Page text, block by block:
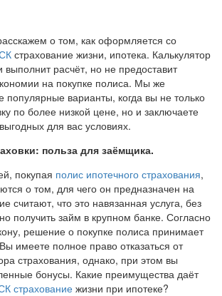
о том, как оформляется со
страхование жизни, ипотека. Калькулятор
выполнит расчёт, но не предоставит
на покупке полиса. Мы же
варианты, когда вы не только
по более низкой цене, но и заключаете
для вас условиях.
польза для заёмщика.
покупая полис ипотечного страхования,
о том, для чего он предназначен на
считают, что это навязанная услуга, без
получить займ в крупном банке. Согласно
решение о покупке полиса принимает
имеете полное право отказаться от
страхования, однако, при этом вы
бонусы. Какие преимущества даёт
страхование жизни при ипотеке?